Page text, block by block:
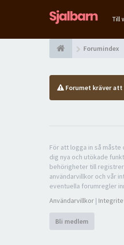
Till
Forumindex
Forumet kräver
För att logga in så
dig nya och utökade
behörigheter till
användarvillkor och vår
eventuella forumregler
Användarvillkor |
Bli medlem